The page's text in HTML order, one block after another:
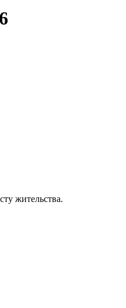
жительства.